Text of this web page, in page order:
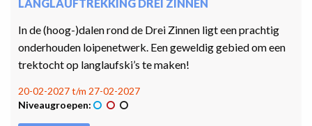
LANGLAUFTREKKING DREI ZINNEN
In de (hoog-)dalen rond de Drei Zinnen ligt een prachtig
onderhouden loipenetwerk. Een geweldig gebied om een
trektocht op langlaufski’s te maken!
20-02-2027 t/m 27-02-2027
Niveaugroepen: